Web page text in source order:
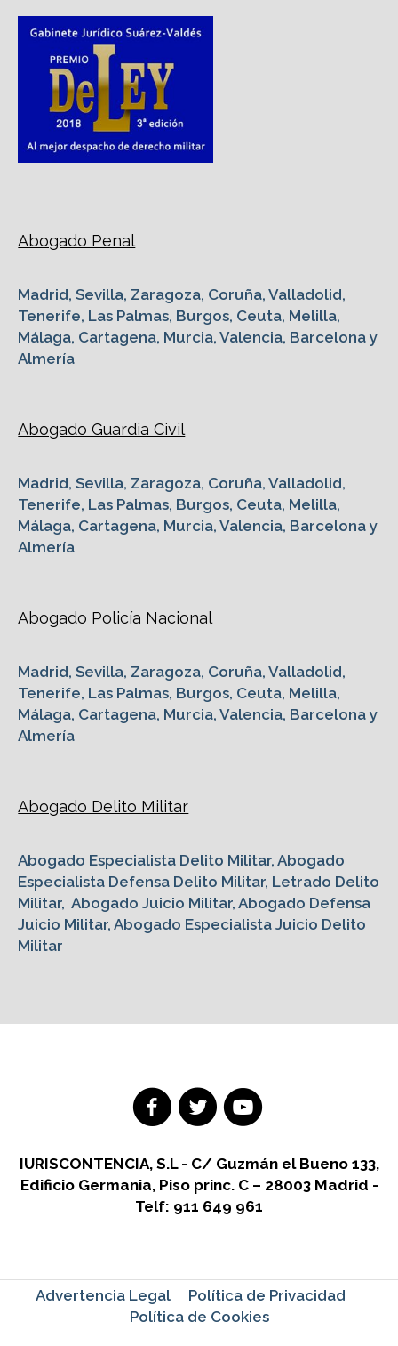
Abogado Penal
Madrid, Sevilla, Zaragoza, Coruña, Valladolid,
Tenerife, Las Palmas, Burgos, Ceuta, Melilla,
Málaga, Cartagena, Murcia, Valencia, Barcelona y
Almería
Abogado Guardia Civil
Madrid, Sevilla, Zaragoza, Coruña, Valladolid,
Tenerife, Las Palmas, Burgos, Ceuta, Melilla,
Málaga, Cartagena, Murcia, Valencia, Barcelona y
Almería
Abogado Policía Nacional
Madrid, Sevilla, Zaragoza, Coruña, Valladolid,
Tenerife, Las Palmas, Burgos, Ceuta, Melilla,
Málaga, Cartagena, Murcia, Valencia, Barcelona y
Almería
Abogado Delito Militar
Abogado Especialista Delito Militar, Abogado
Especialista Defensa Delito Militar, Letrado Delito
Militar, Abogado Juicio Militar, Abogado Defensa
Juicio Militar, Abogado Especialista Juicio Delito
Militar
IURISCONTENCIA, S.L - C/ Guzmán el Bueno 133,
Edificio Germania, Piso princ. C – 28003 Madrid -
Telf: 911 649 961
Advertencia Legal
Política de Privacidad
Política de Cookies